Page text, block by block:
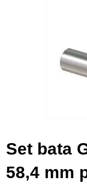
Set bata
58,4 mm